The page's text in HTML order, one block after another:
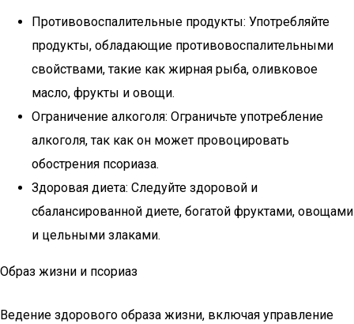
Противовоспалительные продукты: Употребляйте
продукты, обладающие противовоспалительными
свойствами, такие как жирная рыба, оливковое
масло, фрукты и овощи.
Ограничение алкоголя: Ограничьте употребление
алкоголя, так как он может провоцировать
обострения псориаза.
Здоровая диета: Следуйте здоровой и
сбалансированной диете, богатой фруктами, овощами
и цельными злаками.
Образ жизни и псориаз
Ведение здорового образа жизни, включая управление